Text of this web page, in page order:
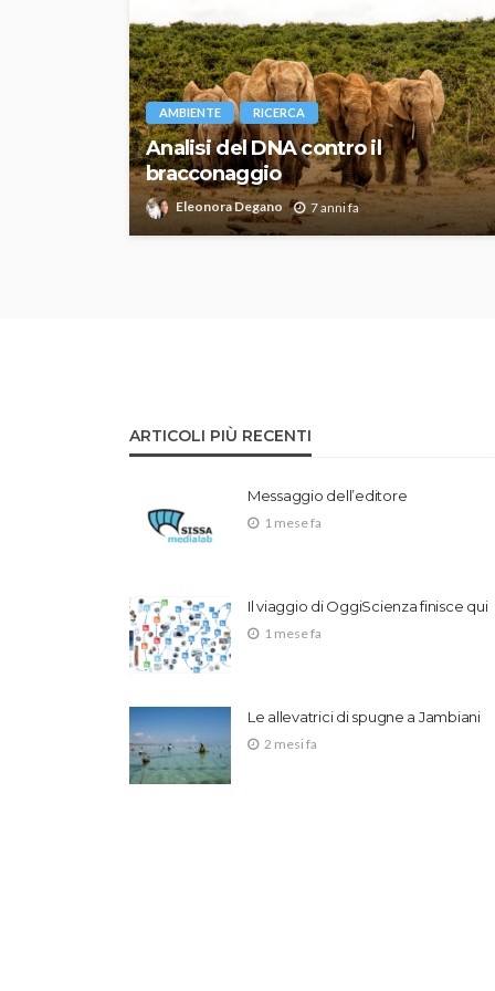
AMBIENTE RICERCA
Analisi del DNA contro il
bracconaggio
Eleonora Degano 7 anni fa
ARTICOLI PIÙ RECENTI
Messaggio dell’editore
1 mese fa
Il viaggio di OggiScienza finisce qui
1 mese fa
Le allevatrici di spugne a Jambiani
2 mesi fa